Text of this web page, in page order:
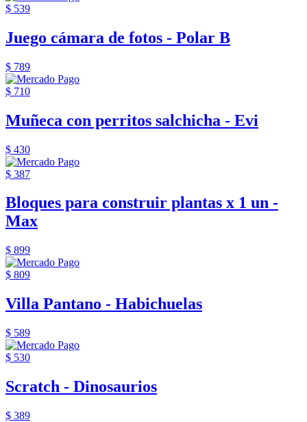
$ 539
Juego cámara de fotos - Polar B
$ 789
$ 710
Muñeca con perritos salchicha - Evi
$ 430
$ 387
Bloques para construir plantas x 1 un -
Max
$ 899
$ 809
Villa Pantano - Habichuelas
$ 589
$ 530
Scratch - Dinosaurios
$ 389